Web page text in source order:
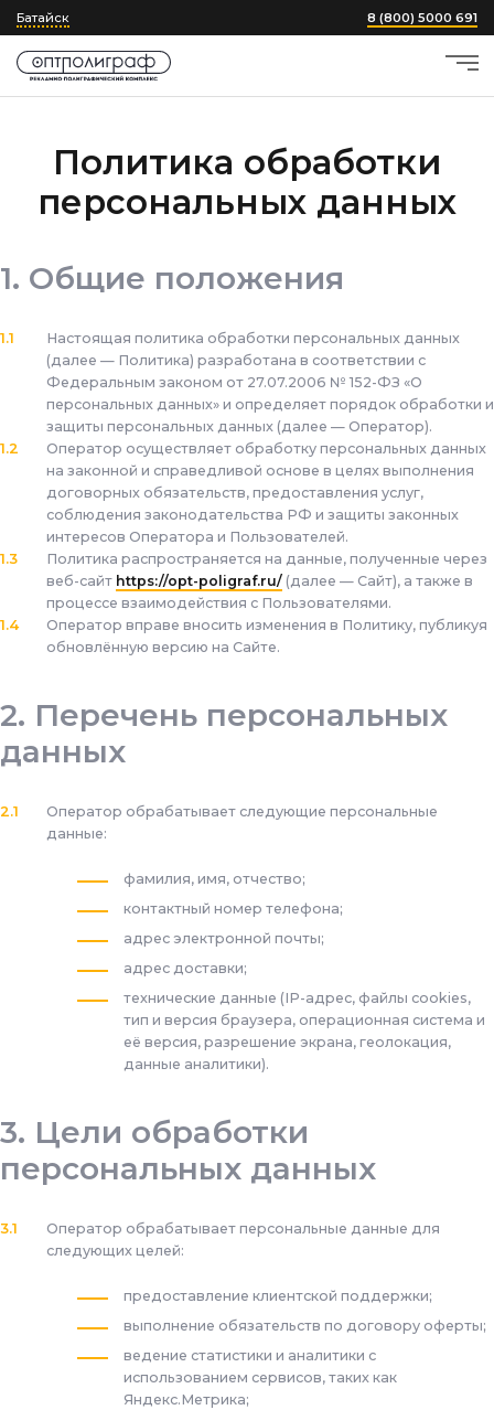
Батайск 8 (800) 5000 691
Политика обработки
персональных данных
Общие положения
Настоящая политика обработки персональных данных
(далее — Политика) разработана в соответствии с
Федеральным законом от 27.07.2006 № 152-ФЗ «О
персональных данных» и определяет порядок обработки и
защиты персональных данных (далее — Оператор).
Оператор осуществляет обработку персональных данных
на законной и справедливой основе в целях выполнения
договорных обязательств, предоставления услуг,
соблюдения законодательства РФ и защиты законных
интересов Оператора и Пользователей.
Политика распространяется на данные, полученные через
веб-сайт https://opt-poligraf.ru/ (далее — Сайт), а также в
процессе взаимодействия с Пользователями.
Оператор вправе вносить изменения в Политику, публикуя
обновлённую версию на Сайте.
Перечень персональных
данных
Оператор обрабатывает следующие персональные
данные:
фамилия, имя, отчество;
контактный номер телефона;
адрес электронной почты;
адрес доставки;
технические данные (IP-адрес, файлы cookies,
тип и версия браузера, операционная система и
её версия, разрешение экрана, геолокация,
данные аналитики).
Цели обработки
персональных данных
Оператор обрабатывает персональные данные для
следующих целей:
предоставление клиентской поддержки;
выполнение обязательств по договору оферты;
ведение статистики и аналитики с
использованием сервисов, таких как
Яндекс.Метрика;